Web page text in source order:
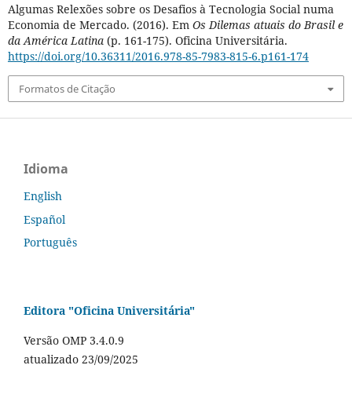
Algumas Relexões sobre os Desafios à Tecnologia Social numa
Economia de Mercado. (2016). Em Os Dilemas atuais do Brasil e
da América Latina(p. 161-175). Oficina Universitária.
https://doi.org/10.36311/2016.978-85-7983-815-6.p161-174
Formatos de Citação
Idioma
English
Español
Português
Editora "Oficina Universitária"
Versão OMP 3.4.0.9
atualizado 23/09/2025